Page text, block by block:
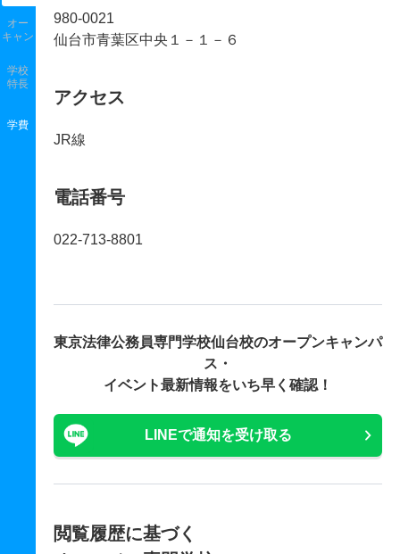
オー
キャン
学校
特長
学費
980-0021
仙台市青葉区中央１－１－６
アクセス
JR線
電話番号
022-713-8801
東京法律公務員専門学校仙台校のオープンキャンパ
ス・
イベント最新情報をいち早く確認！
LINEで通知を受け取る
閲覧履歴に基づく